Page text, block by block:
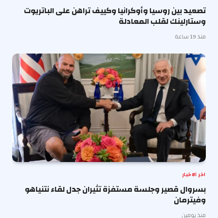
تصعيد بين روسيا وأوكرانيا وكييف تراهن على الباتريوت
وستارلينك لقلب المعادلة
منذ 19 ساعة
اخر الاخبار
بسروال قصير وجلسة مستفزة تثيران جدل لقاء نتنياهو
وفيترمان
منذ يومين